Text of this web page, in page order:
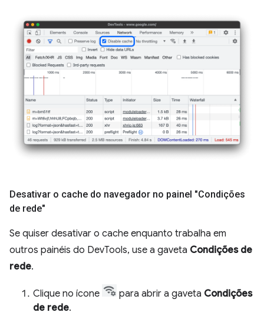
Desativar o cache do navegador no painel "Condições
de rede"
Se quiser desativar o cache enquanto trabalha em
outros painéis do DevTools, use a gaveta Condições de
rede.
Clique no ícone para abrir a gaveta Condições
de rede.